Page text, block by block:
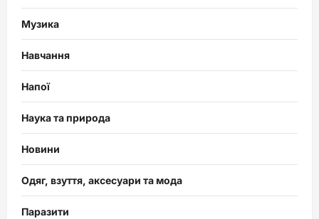
Музика
Навчання
Напої
Наука та природа
Новини
Одяг, взуття, аксесуари та мода
Паразити